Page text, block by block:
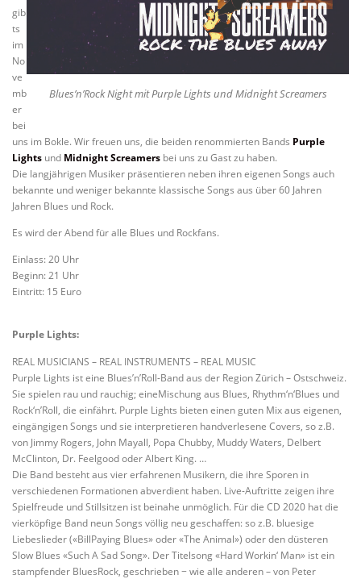
Blues’n’Rock Night mit Purple Lights und Midnight Screamers
gib
ts
im
No
ve
mb
er
bei
uns im Bokle. Wir freuen uns, die beiden renommierten Bands Purple
Lights und Midnight Screamers bei uns zu Gast zu haben.
Die langjährigen Musiker präsentieren neben ihren eigenen Songs auch
bekannte und weniger bekannte klassische Songs aus über 60 Jahren
Jahren Blues und Rock.
Es wird der Abend für alle Blues und Rockfans.
Einlass: 20 Uhr
Beginn: 21 Uhr
Eintritt: 15 Euro
Purple Lights:
REAL MUSICIANS – REAL INSTRUMENTS – REAL MUSIC
Purple Lights ist eine Blues’n’Roll-Band aus der Region Zürich – Ostschweiz.
Sie spielen rau und rauchig; eineMischung aus Blues, Rhythm‘n‘Blues und
Rock‘n’Roll, die einfährt. Purple Lights bieten einen guten Mix aus eigenen,
eingängigen Songs und sie interpretieren handverlesene Covers, so z.B.
von Jimmy Rogers, John Mayall, Popa Chubby, Muddy Waters, Delbert
McClinton, Dr. Feelgood oder Albert King. …
Die Band besteht aus vier erfahrenen Musikern, die ihre Sporen in
verschiedenen Formationen abverdient haben. Live-Auftritte zeigen ihre
Spielfreude und Stillsitzen ist beinahe unmöglich. Für die CD 2020 hat die
vierköpfige Band neun Songs völlig neu geschaffen: so z.B. bluesige
Liebeslieder («BillPaying Blues» oder «The Animal») oder den düsteren
Slow Blues «Such A Sad Song». Der Titelsong «Hard Workin‘ Man» ist ein
stampfender BluesRock, geschrieben − wie alle anderen – von Peter